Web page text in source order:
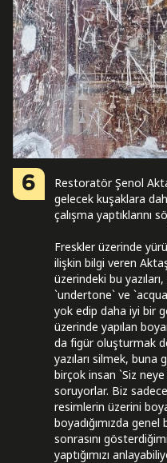
6
Restoratör Şenol
gelecek kuşaklara
çalışma yaptıklarını
Freskler üzerinde
ilişkin bilgi veren
üzerindeki bu
`undertone` ve
yok edip daha iyi bir
üzerinde yapılan
da figür oluşturmak
yazıları silmek,
birçok insan `Siz
soruyorlar. Biz
resimlerin üzerini
boyadığımızda
sonrasını
yaptığımızı